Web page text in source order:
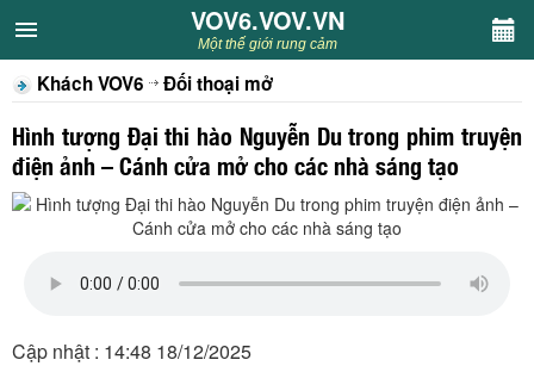
VOV6.VOV.VN
CHUYÊN MỤC
Khách VOV6
Văn học
Nghệ thuật
VOV6.VOV.VN
Một thế giới rung cảm
Khách VOV6 Đối thoại mở
Hình tượng Đại thi hào Nguyễn Du trong phim truyện
điện ảnh – Cánh cửa mở cho các nhà sáng tạo
Cập nhật : 14:48 18/12/2025